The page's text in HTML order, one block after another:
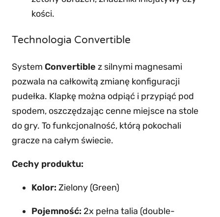
kości.
Technologia Convertible
System Convertible z silnymi magnesami
pozwala na całkowitą zmianę konfiguracji
pudełka. Klapkę można odpiąć i przypiąć pod
spodem, oszczędzając cenne miejsce na stole
do gry. To funkcjonalność, którą pokochali
gracze na całym świecie.
Cechy produktu:
Kolor: Zielony (Green)
Pojemność: 2x pełna talia (double-